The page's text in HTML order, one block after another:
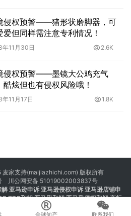
侵权预警——猪形状磨脚器，可
爱但同样需注意专利情况！
年11月30日 2.6K
侵权预警——墨镜大公鸡充气
酷炫但也有侵权风险哦！
11月17日 1.8K
家支持(maijiazhichi.com) 版权所有
川公网安备 51019002003837号
亚马逊申诉 亚马逊侵权申诉 亚马逊店铺申
TRO和解 亚马逊和解 亚马逊侵权和解商标
利注册 版权注册
全球知产 联系我们